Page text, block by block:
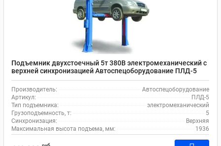
Подъемник двухстоечный 5т 380В электромеханический с
верхней синхронизацией Автоспецоборудование ПЛД-5
Производитель:
Автоспецоборудование
Артикул:
ПЛД-5
Тип подъемника:
электромеханический
Грузоподъемность, т:
5
Синхронизация:
Верхняя
Максимальная высота подъема, мм:
1936